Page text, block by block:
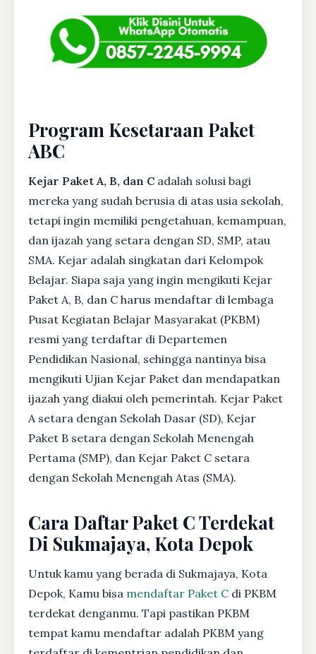
Program Kesetaraan Paket
ABC
Kejar Paket A, B, dan C adalah solusi bagi
mereka yang sudah berusia di atas usia sekolah,
tetapi ingin memiliki pengetahuan, kemampuan,
dan ijazah yang setara dengan SD, SMP, atau
SMA. Kejar adalah singkatan dari Kelompok
Belajar. Siapa saja yang ingin mengikuti Kejar
Paket A, B, dan C harus mendaftar di lembaga
Pusat Kegiatan Belajar Masyarakat (PKBM)
resmi yang terdaftar di Departemen
Pendidikan Nasional, sehingga nantinya bisa
mengikuti Ujian Kejar Paket dan mendapatkan
ijazah yang diakui oleh pemerintah. Kejar Paket
A setara dengan Sekolah Dasar (SD), Kejar
Paket B setara dengan Sekolah Menengah
Pertama (SMP), dan Kejar Paket C setara
dengan Sekolah Menengah Atas (SMA).
Cara Daftar Paket C Terdekat
Di Sukmajaya, Kota Depok
Untuk kamu yang berada di Sukmajaya, Kota
Depok, Kamu bisa mendaftar Paket C di PKBM
terdekat denganmu. Tapi pastikan PKBM
tempat kamu mendaftar adalah PKBM yang